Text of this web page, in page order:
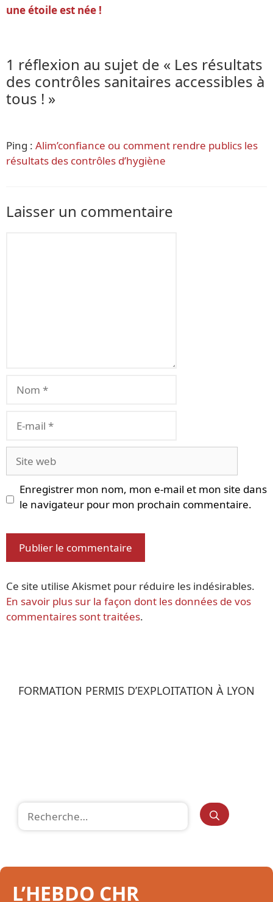
une étoile est née !
1 réflexion au sujet de « Les résultats
des contrôles sanitaires accessibles à
tous ! »
Ping : Alim’confiance ou comment rendre publics les
résultats des contrôles d’hygiène
Laisser un commentaire
mail
web
Enregistrer mon nom, mon e-mail et mon site dans
le navigateur pour mon prochain commentaire.
Ce site utilise Akismet pour réduire les indésirables.
En savoir plus sur la façon dont les données de vos
commentaires sont traitées.
FORMATION PERMIS D’EXPLOITATION À LYON
L’HEBDO CHR